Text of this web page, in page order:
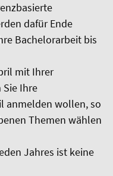
dafür Ende
Bachelorarbeit bis
mit Ihrer
Ihre
anmelden wollen, so
Themen wählen
Jahres ist keine